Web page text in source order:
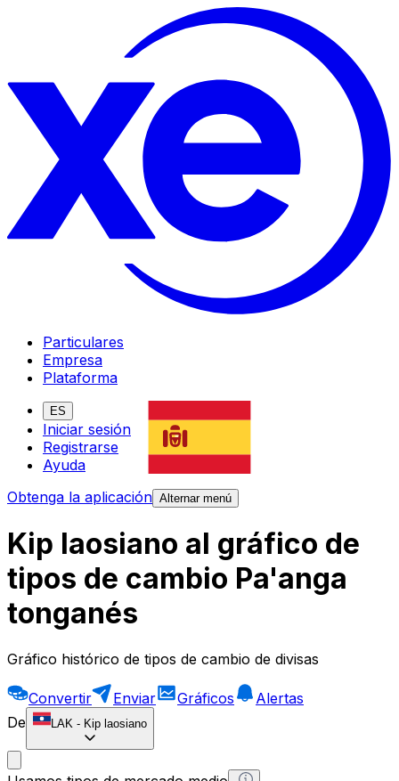
Particulares
Empresa
Plataforma
ES
Iniciar sesión
Registrarse
Ayuda
Obtenga la aplicación Alternar menú
Kip laosiano al gráfico de
tipos de cambio Pa'anga
tonganés
Gráfico histórico de tipos de cambio de divisas
Convertir Enviar Gráficos
Alertas
De
LAK - Kip laosiano